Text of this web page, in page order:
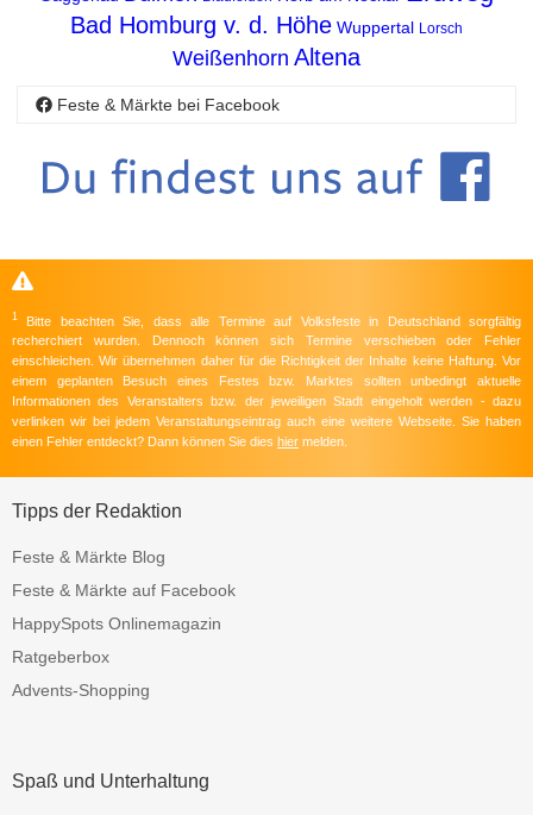
Bad Homburg v. d. Höhe Wuppertal Lorsch
Weißenhorn Altena
Feste & Märkte bei Facebook
1
Bitte beachten Sie, dass alle Termine auf Volksfeste in Deutschland sorgfältig
recherchiert wurden. Dennoch können sich Termine verschieben oder Fehler
einschleichen. Wir übernehmen daher für die Richtigkeit der Inhalte keine Haftung. Vor
einem geplanten Besuch eines Festes bzw. Marktes sollten unbedingt aktuelle
Informationen des Veranstalters bzw. der jeweiligen Stadt eingeholt werden - dazu
verlinken wir bei jedem Veranstaltungseintrag auch eine weitere Webseite. Sie haben
einen Fehler entdeckt? Dann können Sie dies hier melden.
Tipps der Redaktion
Feste & Märkte Blog
Feste & Märkte auf Facebook
HappySpots Onlinemagazin
Ratgeberbox
Advents-Shopping
Spaß und Unterhaltung